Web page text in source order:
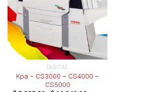
DIGITAL
Kpa – CS3000 – CS4000 –
CS5000